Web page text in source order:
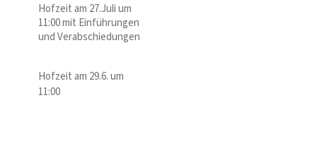
Hofzeit am 27.Juli um
11:00 mit Einführungen
und Verabschiedungen
Hofzeit am 29.6. um
11:00